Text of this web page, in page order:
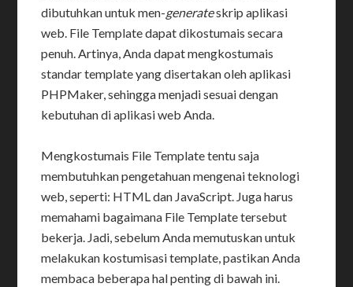
dibutuhkan untuk men-generateskrip aplikasi
web. File Template dapat dikostumais secara
penuh. Artinya, Anda dapat mengkostumais
standar template yang disertakan oleh aplikasi
PHPMaker, sehingga menjadi sesuai dengan
kebutuhan di aplikasi web Anda.
Mengkostumais File Template tentu saja
membutuhkan pengetahuan mengenai teknologi
web, seperti: HTML dan JavaScript. Juga harus
memahami bagaimana File Template tersebut
bekerja. Jadi, sebelum Anda memutuskan untuk
melakukan kostumisasi template, pastikan Anda
membaca beberapa hal penting di bawah ini.